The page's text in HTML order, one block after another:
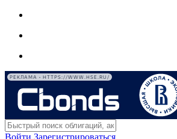
РЕКЛАМА • HTTPS://WWW.HSE.RU/
Войти Зарегистрироваться